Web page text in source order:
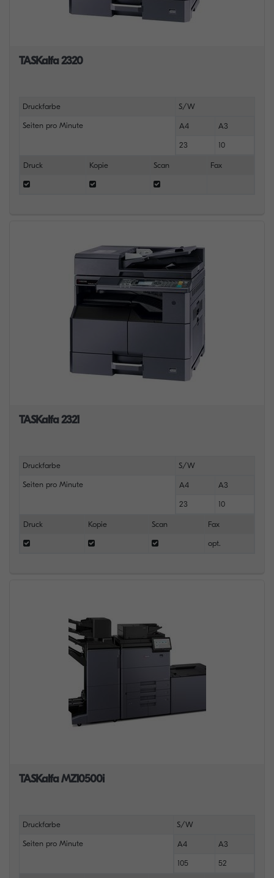
TASKalfa 2320
Druckfarbe S/W
Seiten pro Minute A4 A3
23 10
Druck Kopie Scan Fax
TASKalfa 2321
Druckfarbe S/W
Seiten pro Minute A4 A3
23 10
Druck Kopie Scan Fax
opt.
TASKalfa MZ10500i
Druckfarbe S/W
Seiten pro Minute A4 A3
105 52